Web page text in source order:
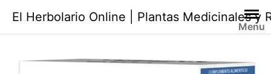
contenido
El Herbolario Online | Plantas Medicinales y
Menu